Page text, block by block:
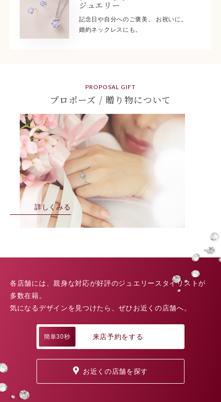
ジュエリー
記念日や自分へのご褒美、 お祝いに。
婚約ネックレスにも。
PROPOSAL GIFT
プロポーズ / 贈り物について
詳しくみる
各店舗には、親身な対応が好評のジュエリースタイリストが
多数在籍。
気になるデザインを見つけたら、ぜひお近くの店舗へ。
簡単30秒 来店予約をする
お近くの店舗を探す